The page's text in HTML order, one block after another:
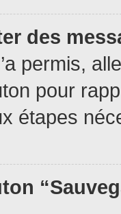
des
permis,
pour
étapes